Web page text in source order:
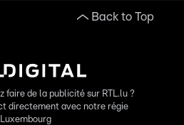
Back to Top
faire de la publicité sur RTL.lu ?
directement avec notre régie